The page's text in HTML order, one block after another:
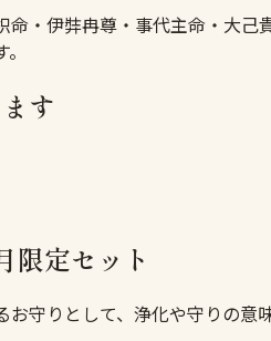
・伊弉冉尊・事代主命・大
す
限定セット
守りとして、浄化や守りの意